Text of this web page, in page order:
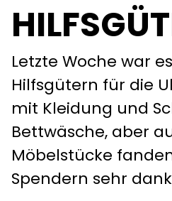
Letzte Woche war
Hilfsgütern für die
mit Kleidung und
Bettwäsche, aber
Möbelstücke
Spendern sehr